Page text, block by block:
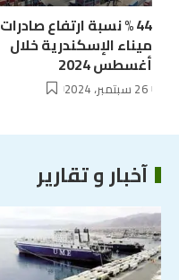
44 % نسبة ارتفاع صادرات
ميناء الإسكندرية خلال
أغسطس 2024
26 سبتمبر، 2024
آخبار و تقارير